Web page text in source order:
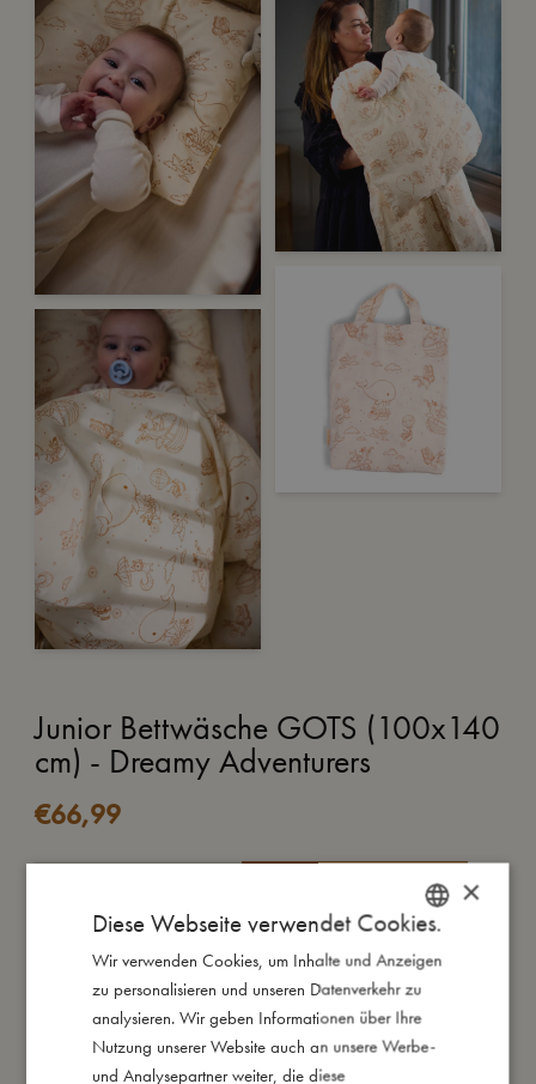
Junior Bettwäsche GOTS (100x140
cm) - Dreamy Adventurers
€66,99
IN DEN WARENKORB
Kind vielleicht müde, aber noch nicht so müde, dass es sofort
einschlafen möchte. Eine Gute-Nacht-Geschichte, ein sanfter
Kuss auf die Stirn und die beruhigende Umarmung der
Lieblingsbettwäsche schaffen die perfekte Grundlage für
DANISH
ENGLISH
GERMAN
×
Diese Webseite verwendet Cookies.
Wir verwenden Cookies, um Inhalte und Anzeigen
zu personalisieren und unseren Datenverkehr zu
analysieren. Wir geben Informationen über Ihre
Nutzung unserer Website auch an unsere Werbe-
und Analysepartner weiter, die diese